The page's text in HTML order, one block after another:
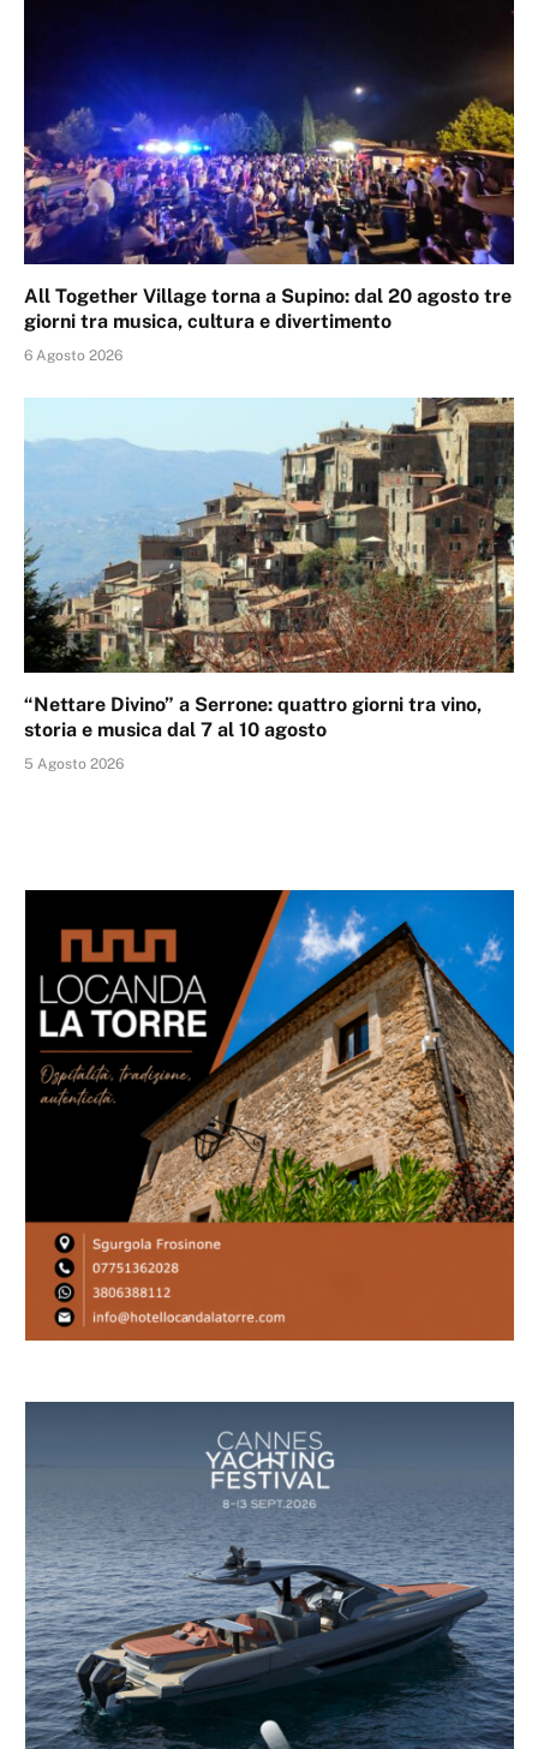
All Together Village torna a Supino: dal 20 agosto tre
giorni tra musica, cultura e divertimento
6 Agosto 2026
“Nettare Divino” a Serrone: quattro giorni tra vino,
storia e musica dal 7 al 10 agosto
5 Agosto 2026